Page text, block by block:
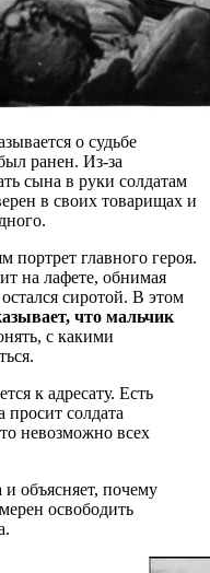
о судьбе
ранен. Из-за
сына в руки солдатам
в своих товарищах и
портрет главного героя.
на лафете, обнимая
сиротой. В этом
что мальчик
с какими
к адресату. Есть
солдата
невозможно всех
объясняет, почему
освободить